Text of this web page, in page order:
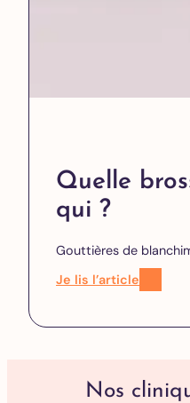
Quelle
qui ?
Gouttières de
Je lis l’article
Nos